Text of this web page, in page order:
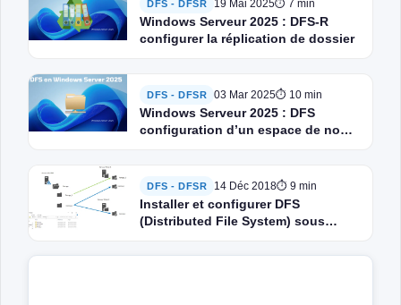
DFS - DFSR 19 Mai 2025⏱ 7 min
Windows Serveur 2025 : DFS-R
configurer la réplication de dossier
DFS - DFSR 03 Mar 2025⏱ 10 min
Windows Serveur 2025 : DFS
configuration d’un espace de nom
DFS - DFSR 14 Déc 2018⏱ 9 min
Installer et configurer DFS
(Distributed File System) sous